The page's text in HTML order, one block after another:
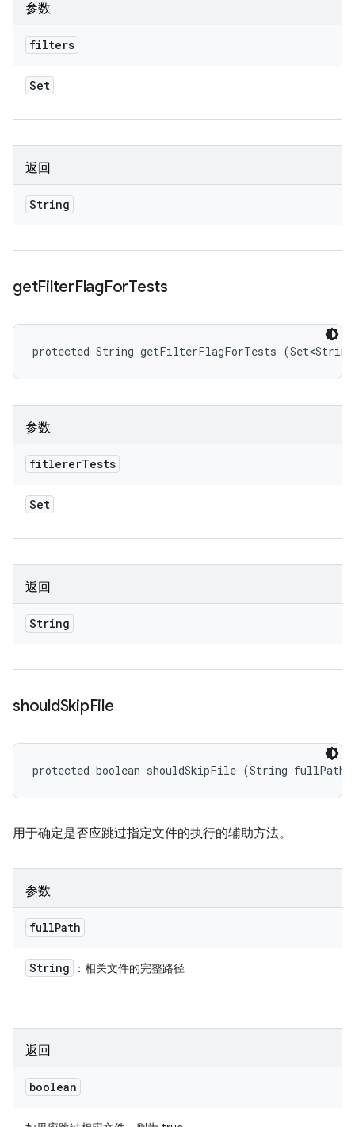
参数
filters
Set
返回
String
getFilterFlagForTests
protected String getFilterFlagForTests
参数
fitlererTests
Set
返回
String
shouldSkipFile
protected boolean shouldSkipFile (String fullPath)
用于确定是否应跳过指定文件的执行的辅助方法。
参数
fullPath
String ：相关文件的完整路径
返回
boolean